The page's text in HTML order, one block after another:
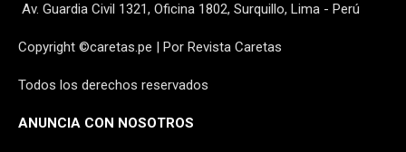
Av. Guardia Civil 1321, Oficina 1802, Surquillo, Lima - Perú
Copyright ©caretas.pe | Por Revista Caretas
Todos los derechos reservados
ANUNCIA CON NOSOTROS